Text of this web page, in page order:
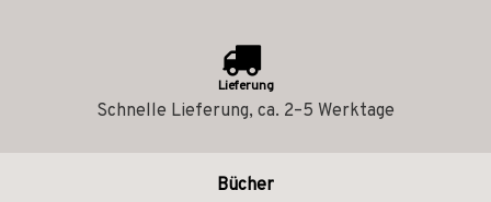
Lieferung
Schnelle Lieferung, ca. 2–5 Werktage
Bücher